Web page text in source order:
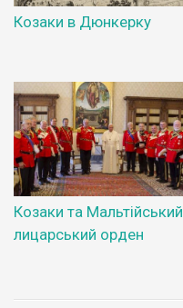
Козаки в Дюнкерку
Козаки та Мальтійський
лицарський орден